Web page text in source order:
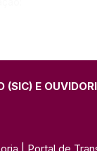
(SIC) E